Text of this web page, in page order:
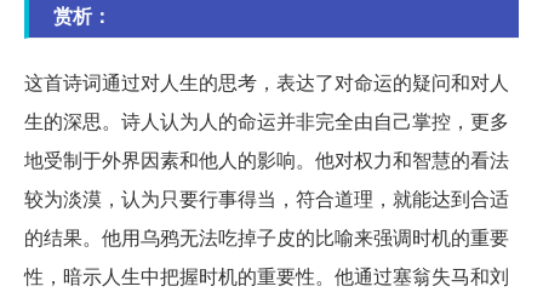
赏析：
这首诗词通过对人生的思考，表达了对命运的疑问和对人
生的深思。诗人认为人的命运并非完全由自己掌控，更多
地受制于外界因素和他人的影响。他对权力和智慧的看法
较为淡漠，认为只要行事得当，符合道理，就能达到合适
的结果。他用乌鸦无法吃掉子皮的比喻来强调时机的重要
性，暗示人生中把握时机的重要性。他通过塞翁失马和刘